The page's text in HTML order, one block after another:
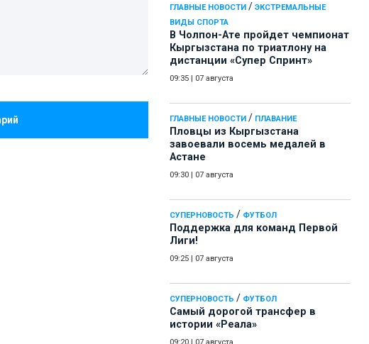
ГЛАВНЫЕ НОВОСТИ / ЭКСТРЕМАЛЬНЫЕ
ВИДЫ СПОРТА
В Чолпон-Ате пройдет чемпионат
Кыргызстана по триатлону на
дистанции «Супер Спринт»
09:35 07 августа
ГЛАВНЫЕ НОВОСТИ / ПЛАВАНИЕ
Пловцы из Кыргызстана
завоевали восемь медалей в
Астане
09:30 07 августа
СУПЕРНОВОСТЬ / ФУТБОЛ
Поддержка для команд Первой
Лиги!
09:25 07 августа
СУПЕРНОВОСТЬ / ФУТБОЛ
Самый дорогой трансфер в
истории «Реала»